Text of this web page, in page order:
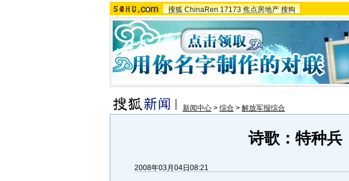
搜狐 ChinaRen 17173 焦点房地产 搜狗
新闻中心 > 综合 > 解放军报综合
诗歌：特种兵
2008年03月04日08:21